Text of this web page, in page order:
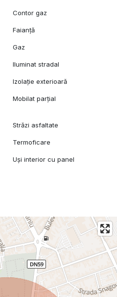
Contor gaz
Faianță
Gaz
Iluminat stradal
Izolație exterioară
Mobilat parțial
Străzi asfaltate
Termoficare
Uși interior cu panel